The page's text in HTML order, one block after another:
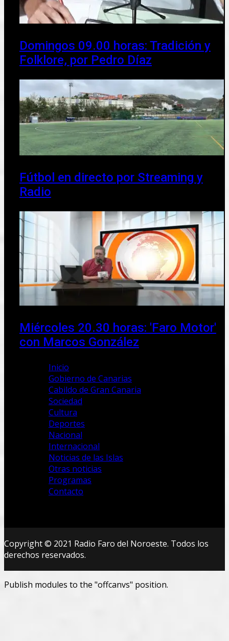
Domingos 09.00 horas: Tradición y
Folklore, por Pedro Díaz
Fútbol en directo por Streaming y
Radio
Miércoles 20.30 horas: 'Faro Motor'
con Marcos González
Inicio
Gobierno de Canarias
Cabildo de Gran Canaria
Sociedad
Cultura
Deportes
Nacional
Internacional
Noticias de las Islas
Otras noticias
Programas
Contacto
Copyright © 2021 Radio Faro del Noroeste. Todos los
derechos reservados.
Publish modules to the "offcanvs" position.